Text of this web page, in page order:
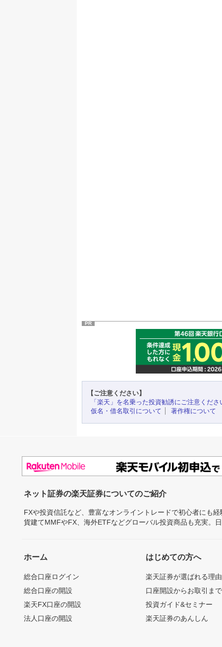
PR
【ご注意ください】
「楽天」を名乗った投資勧誘にご注意くださ
仮名・借名取引について
著作権について
ネット証券の楽天証券についてのご紹介
FXや投資信託など、豊富なオンライントレードで初心者にも
貨建てMMFやFX、海外ETFなどグローバル投資商品も充実。
ホーム
総合口座ログイン
総合口座の開設
楽天FX口座の開設
法人口座の開設
はじめての方へ
楽天証券が選ばれる理由
口座開設からお取引ま
投資ガイド&セミナー
楽天証券のあんしん